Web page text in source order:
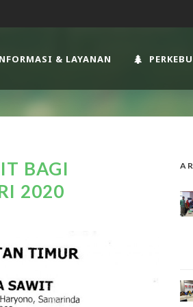
& LAYANAN
BAGI
2020